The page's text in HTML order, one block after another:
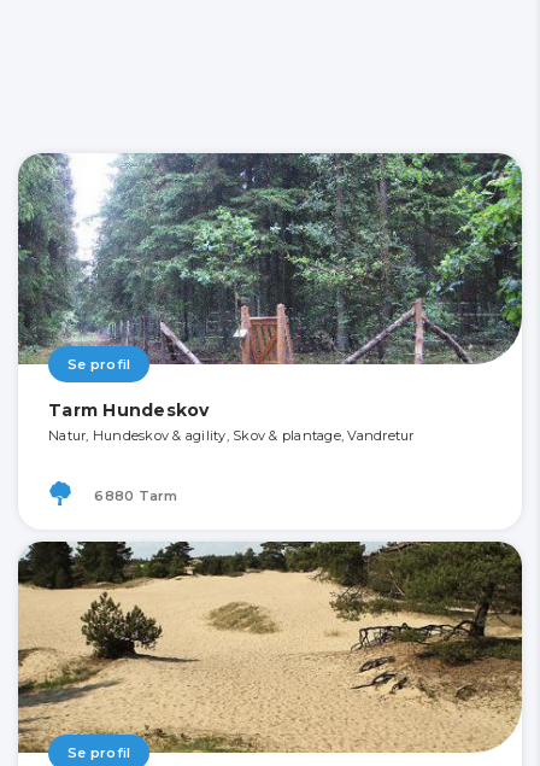
Se profil
Tarm Hundeskov
Natur, Hundeskov & agility, Skov & plantage, Vandretur
6880 Tarm
Se profil